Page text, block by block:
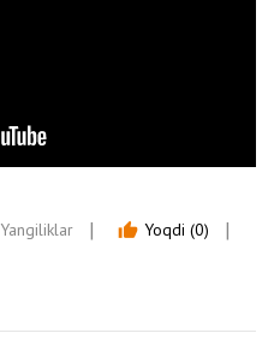
Yangiliklar thumb_up Yoqdi (0)